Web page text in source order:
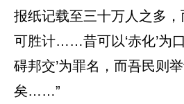
报纸记载至三十万人之多
可胜计……昔可以‘赤化’为
碍邦交’为罪名，而吾民则
矣……”